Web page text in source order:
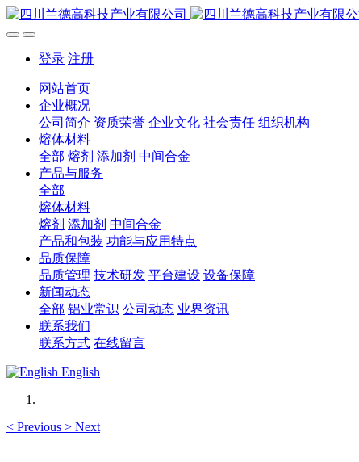
登录 注册
网站首页
企业概况
公司简介 资质荣誉 企业文化 社会责任 组织机构
熔体材料
全部 熔剂 添加剂 中间合金
产品与服务
全部
熔体材料
熔剂 添加剂 中间合金
产品和包装 功能与应用特点
品质保障
品质管理 技术研发 平台建设 设备保障
新闻动态
全部 铝业常识 公司动态 业界资讯
联系我们
联系方式 在线留言
English
< Previous > Next